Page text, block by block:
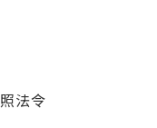
法令